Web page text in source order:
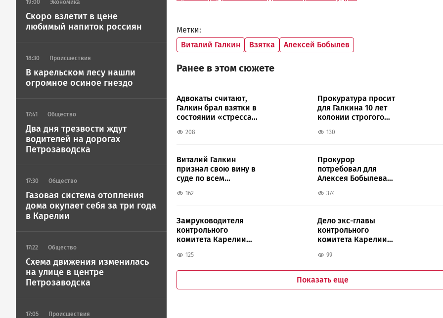
19:00 Экономика
Скоро взлетит в цене
любимый напиток россиян
18:30 Происшествия
В карельском лесу нашли
огромное осиное гнездо
17:41 Общество
Два дня трезвости ждут
водителей на дорогах
Петрозаводска
17:30 Общество
Газовая система отопления
дома окупает себя за три года
в Карелии
17:22 Общество
Схема движения изменилась
на улице в центре
Петрозаводска
17:05 Происшествия
Метки
Виталий Галкин
Взятка Алексей Бобылев
Ранее в этом сюжете
Адвокаты считают,
Галкин брал взятки в
состоянии «стресса
208
Прокуратура просит
для Галкина 10 лет
колонии строгого
130
Виталий Галкин
признал свою вину в
суде по всем
162
Прокурор
потребовал для
Алексея Бобылева
374
Замруководителя
контрольного
комитета Карелии
судом
125
Дело экс-главы
контрольного
комитета Карелии
99
Показать еще